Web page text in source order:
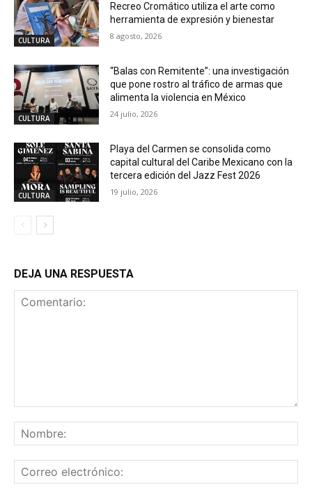
CULTURA
Recreo Cromático utiliza el arte como
herramienta de expresión y bienestar
8 agosto, 2026
CULTURA
“Balas con Remitente”: una investigación
que pone rostro al tráfico de armas que
alimenta la violencia en México
24 julio, 2026
CULTURA
Playa del Carmen se consolida como
capital cultural del Caribe Mexicano con la
tercera edición del Jazz Fest 2026
19 julio, 2026
DEJA UNA RESPUESTA